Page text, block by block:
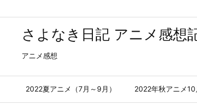
さよなき日記 アニメ感想
アニメ感想
2022夏アニメ（7月～9月） 2022年秋アニメ10